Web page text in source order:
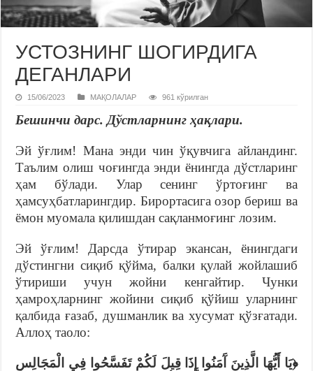
УСТОЗНИНГ ШОГИРДИГА
ДЕГАНЛАРИ
15/06/2023 МАҚОЛАЛАР 961 кўрилган
Бешинчи дарс. Дўстларнинг ҳақлари.
Эй ўғлим! Мана энди чин ўқувчига айландинг.
Таълим олиш чоғингда энди ёнингда дўстларинг
ҳам бўлади. Улар сенинг ўртоғинг ва
ҳамсуҳбатларингдир. Бирортасига озор бериш ва
ёмон муомала қилишдан сақланмоғинг лозим.
Эй ўғлим! Дарсда ўтирар экансан, ёнингдаги
дўстингни сиқиб қўйма, балки қулай жойлашиб
ўтириши учун жойни кенгайтир. Чунки
ҳамроҳларнинг жойини сиқиб қўйиш уларнинг
қалбида ғазаб, душманлик ва хусумат қўзғатади.
Аллоҳ таоло:
﴿يَا أَيُّهَا الَّذِينَ آَمَنُوا إِذَا قِيلَ لَكُمْ تَفَسَّحُوا فِي الْمَجَالِسِ